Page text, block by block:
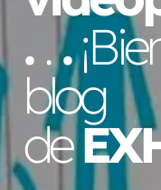
. ..
blog
de